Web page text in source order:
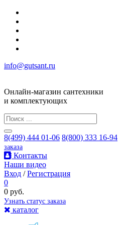
info@gutsant.ru
Онлайн-магазин сантехники
и комплектующих
8(499) 444 01-06 8(800) 333 16-94
заказа
Контакты
Наши видео
Вход /Регистрация
0
0 руб.
Узнать статус заказа
каталог